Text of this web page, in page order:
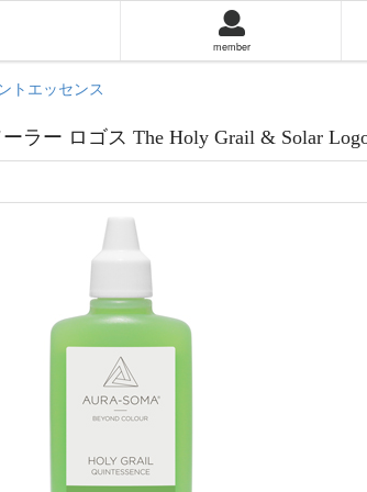
member
トエッセンス
ラー ロゴス The Holy Grail & Solar